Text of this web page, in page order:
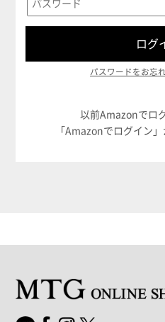
パスワードをお忘
以前Amazonでロ
「Amazonでログイン